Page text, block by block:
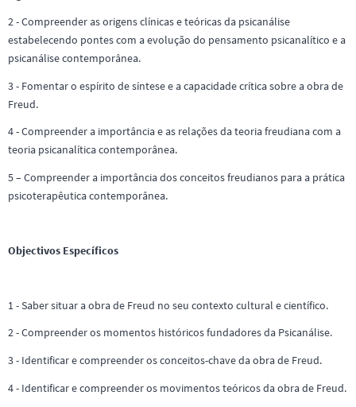
2 - Compreender as origens clínicas e teóricas da psicanálise
estabelecendo pontes com a evolução do pensamento psicanalítico e a
psicanálise contemporânea.
3 - Fomentar o espírito de síntese e a capacidade crítica sobre a obra de
Freud.
4 - Compreender a importância e as relações da teoria freudiana com a
teoria psicanalítica contemporânea.
5 – Compreender a importância dos conceitos freudianos para a prática
psicoterapêutica contemporânea.
Objectivos Específicos
1 - Saber situar a obra de Freud no seu contexto cultural e científico.
2 - Compreender os momentos históricos fundadores da Psicanálise.
3 - Identificar e compreender os conceitos-chave da obra de Freud.
4 - Identificar e compreender os movimentos teóricos da obra de Freud.